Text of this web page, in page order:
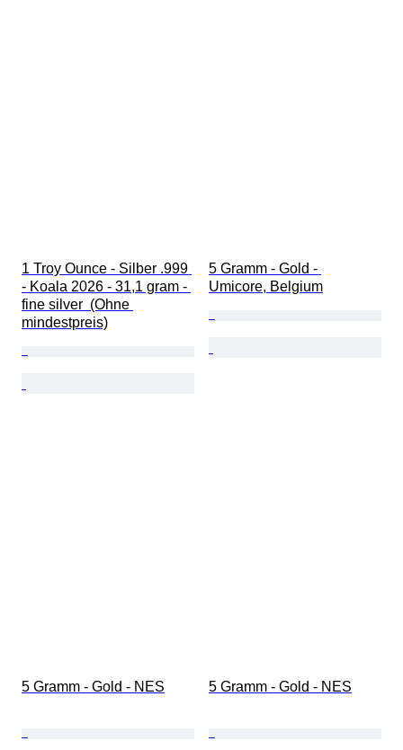
1 Troy Ounce - Silber .999
- Koala 2026 - 31,1 gram -
fine silver  (Ohne
mindestpreis)
5 Gramm - Gold -
Umicore, Belgium
5 Gramm - Gold - NES 5 Gramm - Gold - NES